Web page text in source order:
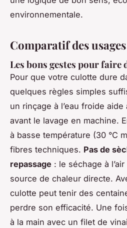
environnementale.
Comparatif des
Les bons gestes pour faire
Pour que votre culotte dure
quelques règles simples
un rinçage à l’eau froide
avant le lavage en machine.
à basse température (30 °C
fibres techniques. Pas de
repassage : le séchage à
source de chaleur directe.
culotte peut tenir des
perdre son efficacité. Une
à la main avec un filet de